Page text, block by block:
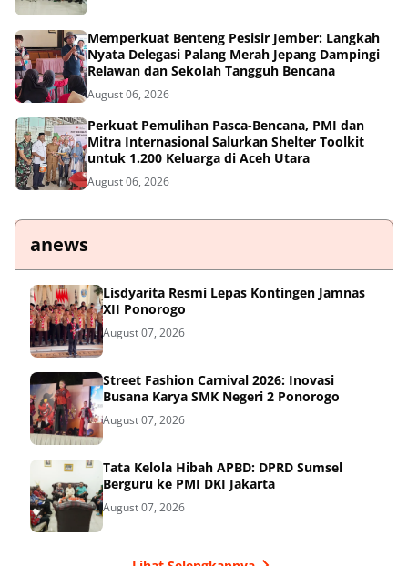
Memperkuat Benteng Pesisir Jember: Langkah
Nyata Delegasi Palang Merah Jepang Dampingi
Relawan dan Sekolah Tangguh Bencana
August 06, 2026
Perkuat Pemulihan Pasca-Bencana, PMI dan
Mitra Internasional Salurkan Shelter Toolkit
untuk 1.200 Keluarga di Aceh Utara
August 06, 2026
anews
Lisdyarita Resmi Lepas Kontingen Jamnas
XII Ponorogo
August 07, 2026
Street Fashion Carnival 2026: Inovasi
Busana Karya SMK Negeri 2 Ponorogo
August 07, 2026
Tata Kelola Hibah APBD: DPRD Sumsel
Berguru ke PMI DKI Jakarta
August 07, 2026